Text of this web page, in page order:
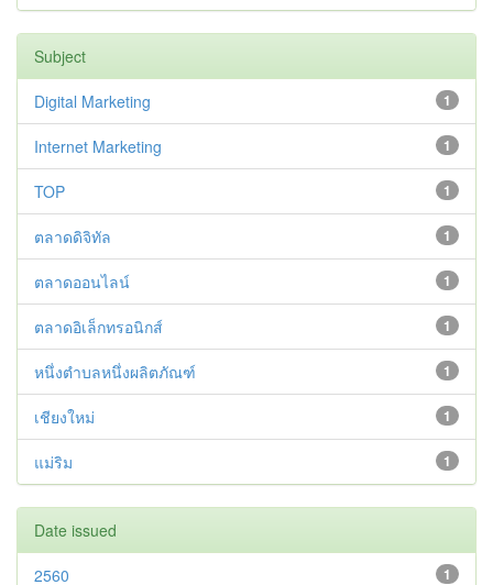
Subject
1
Digital Marketing
1
Internet Marketing
1
TOP
1
ตลาดดิจิทัล
1
ตลาดออนไลน์
1
ตลาดอิเล็กทรอนิกส์
1
หนึ่งตำบลหนึ่งผลิตภัณฑ์
1
เชียงใหม่
1
แม่ริม
Date issued
1
2560